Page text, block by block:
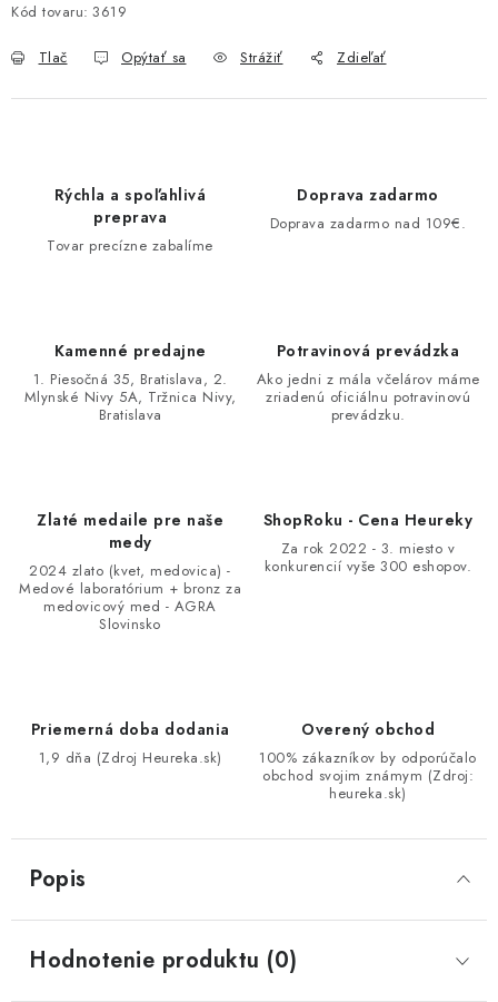
Kontakty
Doprava a platba
Fotogaléria
Obchodné podmienky
Kód tovaru: 3619
Tlač Opýtať sa Strážiť Zdieľať
Rýchla a spoľahlivá
preprava
Tovar precízne zabalíme
Doprava zadarmo
Doprava zadarmo nad 109€.
Kamenné predajne
1. Piesočná 35, Bratislava, 2.
Mlynské Nivy 5A, Tržnica Nivy,
Bratislava
Potravinová prevádzka
Ako jedni z mála včelárov máme
zriadenú oficiálnu potravinovú
prevádzku.
Zlaté medaile pre naše
medy
2024 zlato (kvet, medovica) -
Medové laboratórium + bronz za
medovicový med - AGRA
Slovinsko
ShopRoku - Cena Heureky
Za rok 2022 - 3. miesto v
konkurencií vyše 300 eshopov.
Priemerná doba dodania
1,9 dňa (Zdroj Heureka.sk)
Overený obchod
100% zákazníkov by odporúčalo
obchod svojim známym (Zdroj:
heureka.sk)
Popis
Hodnotenie produktu (0)